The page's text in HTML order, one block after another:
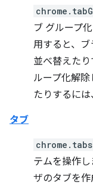
ブ グループ
用すると、ブ
並べ替えた
ループ化解
たりするには
タブ
chrome.tabs
テムを操作
ザのタブを